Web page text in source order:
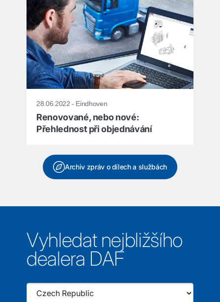
28.06.2022 - Eindhoven
Renovované, nebo nové:
Přehlednost při objednávání
Archiv zpráv o dílech a službách
Vyhledat nejbližšího
dealera DAF